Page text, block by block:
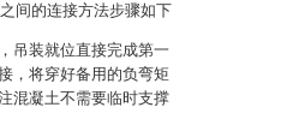
间的连接方法步骤如下
吊装就位直接完成第一
，将穿好备用的负弯矩
混凝土不需要临时支撑